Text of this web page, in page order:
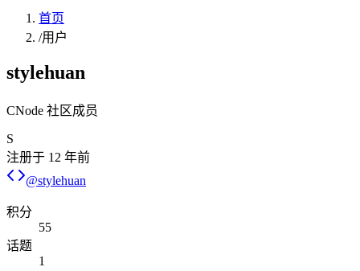
首页
/用户
stylehuan
CNode 社区成员
S
注册于 12 年前
@stylehuan
积分
55
话题
1